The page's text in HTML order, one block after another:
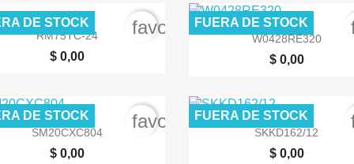
 Vista rápida
RM75TC-24
$ 0,00
DE STOCK favorite_border
 Vista rápida
W0428RE320
$ 0,00
FUERA DE STOCK
 Vista rápida
SM20CXC804
$ 0,00
DE STOCK favorite_border
 Vista rápida
SKKD162/12
$ 0,00
FUERA DE STOCK